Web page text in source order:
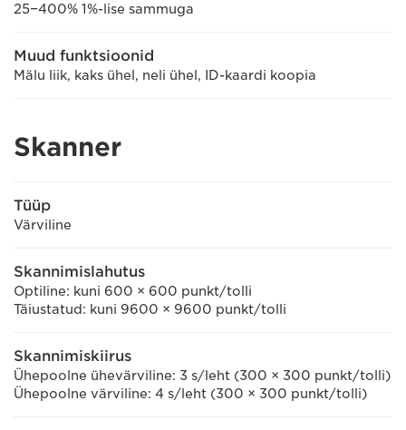
25−400% 1%-lise sammuga
Muud funktsioonid
Mälu liik, kaks ühel, neli ühel, ID-kaardi koopia
Skanner
Tüüp
Värviline
Skannimislahutus
Optiline: kuni 600 × 600 punkt/tolli
Täiustatud: kuni 9600 × 9600 punkt/tolli
Skannimiskiirus
Ühepoolne ühevärviline: 3 s/leht (300 × 300 punkt/tolli)
Ühepoolne värviline: 4 s/leht (300 × 300 punkt/tolli)